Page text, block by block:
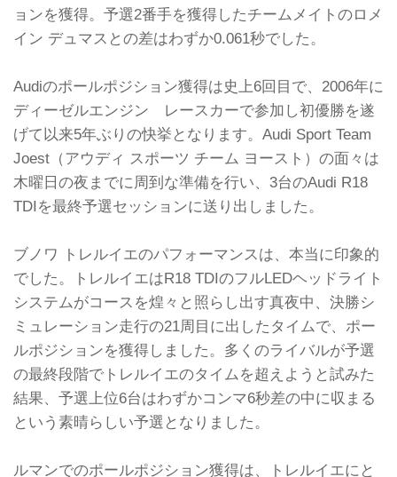
ョンを獲得。予選2番手を獲得したチームメイトのロメ
イン デュマスとの差はわずか0.061秒でした。
Audiのポールポジション獲得は史上6回目で、2006年に
ディーゼルエンジン レースカーで参加し初優勝を遂
げて以来5年ぶりの快挙となります。Audi Sport Team
Joest（アウディ スポーツ チーム ヨースト）の面々は
木曜日の夜までに周到な準備を行い、3台のAudi R18
TDIを最終予選セッションに送り出しました。
ブノワ トレルイエのパフォーマンスは、本当に印象的
でした。トレルイエはR18 TDIのフルLEDヘッドライト
システムがコースを煌々と照らし出す真夜中、決勝シ
ミュレーション走行の21周目に出したタイムで、ポー
ルポジションを獲得しました。多くのライバルが予選
の最終段階でトレルイエのタイムを超えようと試みた
結果、予選上位6台はわずかコンマ6秒差の中に収まる
という素晴らしい予選となりました。
ルマンでのポールポジション獲得は、トレルイエにと